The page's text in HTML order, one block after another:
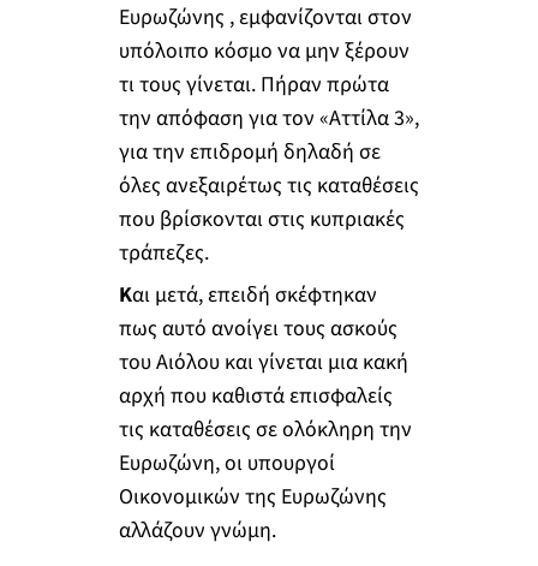
Ευρωζώνης , εμφανίζονται στον
υπόλοιπο κόσμο να μην ξέρουν
τι τους γίνεται. Πήραν πρώτα
την απόφαση για τον «Αττίλα 3»,
για την επιδρομή δηλαδή σε
όλες ανεξαιρέτως τις καταθέσεις
που βρίσκονται στις κυπριακές
τράπεζες.
Και μετά, επειδή σκέφτηκαν
πως αυτό ανοίγει τους ασκούς
του Αιόλου και γίνεται μια κακή
αρχή που καθιστά επισφαλείς
τις καταθέσεις σε ολόκληρη την
Ευρωζώνη, οι υπουργοί
Οικονομικών της Ευρωζώνης
αλλάζουν γνώμη.